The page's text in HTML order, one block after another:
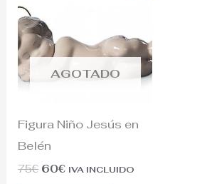
AGOTADO
Figura Niño Jesús en
Belén
75€
75€.
60€ IVA INCLUIDO